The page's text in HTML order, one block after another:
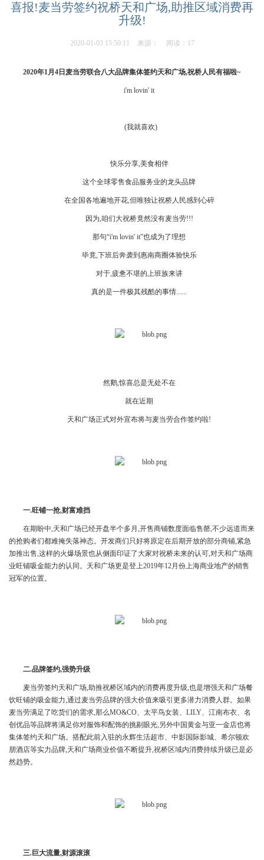
喜报!麦当劳签约祝桥天和广场,助推区域消费再
升级!
2020-01-03 15:50:11 来源： 阅读：17
2020年1月4日麦当劳联合八大品牌集体签约天和广场,祝桥人民有福啦~
i'm lovin' it
(我就喜欢)
快乐分享,美食相伴
这个全球零售食品服务业的龙头品牌
在全国各地遍地开花,但唯独让祝桥人民感到心碎
因为,咱们大祝桥竟然没有麦当劳!!!
那句“i'm lovin' it”也成为了理想
毕竟,下班后奔袭到惠南商圈体验快乐
对于,疲惫不堪的上班族来讲
真的是一件极其残酷的事情......
然鹅,惊喜总是无处不在
就在近期
天和广场正式对外宣布将与麦当劳合作签约啦!
一.旺铺一抢,财富难挡
在期盼中,天和广场已经开盘半个多月,开售商铺数度面临售罄,不少远道而来
的抢购者们都难掩失落神态。开发商们只好将原定在后期开放的部分商铺,紧急
加推出售,这样的火爆场景也从侧面印证了大家对祝桥未来的认可,对天和广场商
业旺铺吸金能力的认同。天和广场更是登上2019年12月份上海商业地产的销售
冠军的位置。
二.品牌签约,强势升级
麦当劳签约天和广场,助推祝桥区域内的消费再度升级,也是增强天和广场餐
饮旺铺的吸金能力,通过麦当劳品牌的强大价值来吸引更多潜力消费人群。如果
麦当劳满足了吃货们的需求,那么MO&CO、太平鸟女装、LILY、江南布衣、名
创优品等品牌将满足你对服饰和配饰的挑剔眼光,另外中国黄金与亚一金店也将
集体签约天和广场。搭配此前入驻的永辉生活超市、中影国际影城、希尔顿欢
朋酒店等实力品牌,天和广场商业价值不断提升,祝桥区域内消费持续升级已是必
然趋势。
三.巨大流量,财源滚滚